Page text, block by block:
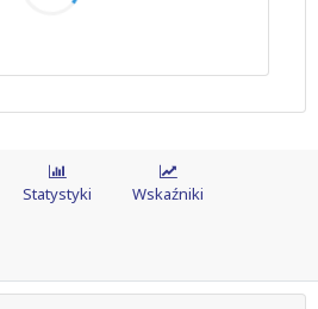
Statystyki Wskaźniki